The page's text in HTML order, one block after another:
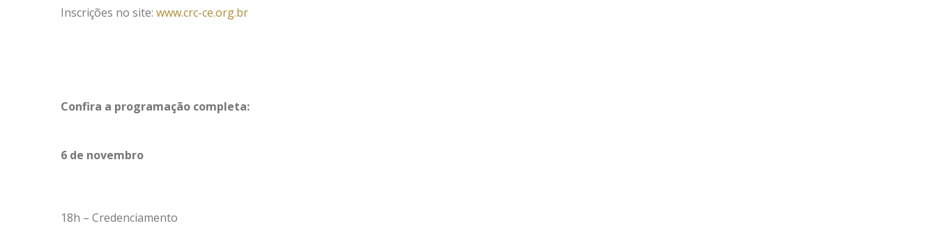
Inscrições no site: www.crc-ce.org.br
Confira a programação completa:
6 de novembro
18h – Credenciamento